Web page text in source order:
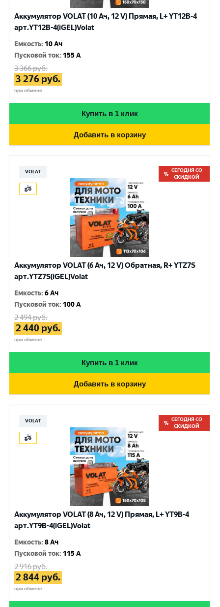
Аккумулятор VOLAT (10 Ач, 12 V) Прямая, L+ YT12B-4
арт.YT12B-4(iGEL)Volat
Емкость: 10 Ач
Пусковой ток: 155 A
3 366руб.
3 276 руб.
при обмене
Купить в 1 клик
Добавить в корзину
VOLAT
СЕГОДНЯ СО
СКИДКОЙ
Аккумулятор VOLAT (6 Ач, 12 V) Обратная, R+ YTZ7S
арт.YTZ7S(iGEL)Volat
Емкость:6 Ач
Пусковой ток: 100 A
2 494руб.
2 440 руб.
при обмене
Купить в 1 клик
Добавить в корзину
VOLAT
СЕГОДНЯ СО
СКИДКОЙ
Аккумулятор VOLAT (8 Ач, 12 V) Прямая, L+ YT9B-4
арт.YT9B-4(iGEL)Volat
Емкость:8 Ач
Пусковой ток: 115 A
2 916руб.
2 844 руб.
при обмене